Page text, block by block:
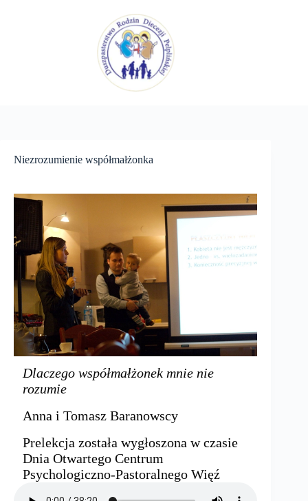
Niezrozumienie współmałżonka
Dlaczego współmałżonek mnie nie
rozumie
Anna i Tomasz Baranowscy
Prelekcja została wygłoszona w czasie
Dnia Otwartego Centrum
Psychologiczno-Pastoralnego Więź